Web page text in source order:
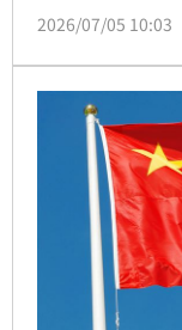
定，近日她赴新
2026/07/05 10:03